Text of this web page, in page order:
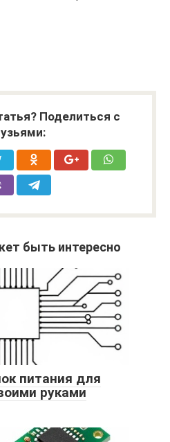
Поделиться с
быть интересно
питания для
руками